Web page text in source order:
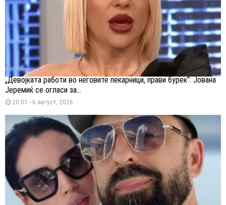
„Девојката работи во неговите пекарници, прави бурек“: Јована
Јеремиќ се огласи за...
20:01 - 6 август, 2026